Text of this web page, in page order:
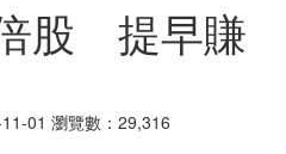
股 提早賺
01 瀏覽數：29,316